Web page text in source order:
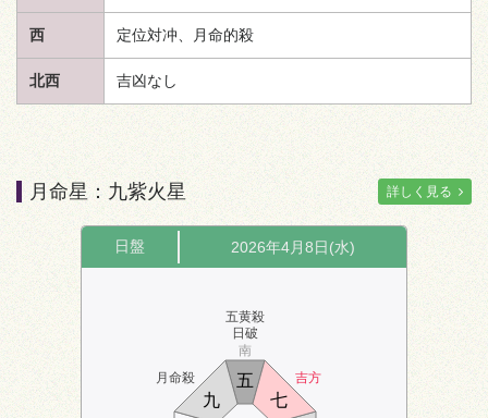
西 定位対冲、月命的殺
北西 吉凶なし
月命星：九紫火星 詳しく見る
日盤 2026年4月8日(水)
月命殺
五黄殺
日破
吉方
南
七
九
五